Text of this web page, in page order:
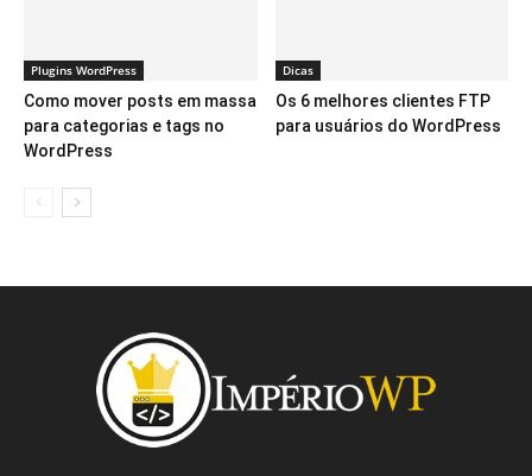
Plugins WordPress
Como mover posts em massa
para categorias e tags no
WordPress
Dicas
Os 6 melhores clientes FTP
para usuários do WordPress